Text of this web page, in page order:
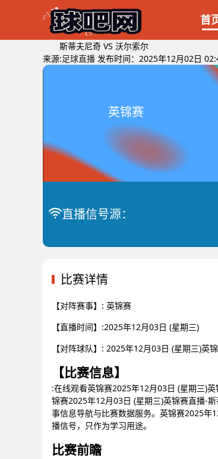
首
斯蒂夫尼奇 VS 沃尔索尔
来源:足球直播 发布时间：2025年12月02日
英锦赛
直播信号源：
比赛详情
【对阵赛事】: 英锦赛
【直播时间】:2025年12月03日 (星期三)
【对阵球队】: 2025年12月03日 (星期三)英
【比赛信息】
:在线观看英锦赛2025年12月03日 (星期三)
锦赛2025年12月03日 (星期三)英锦赛直播-
事信息导航与比赛数据服务。英锦赛2025年
播信号，只作为学习用途。
比赛前瞻